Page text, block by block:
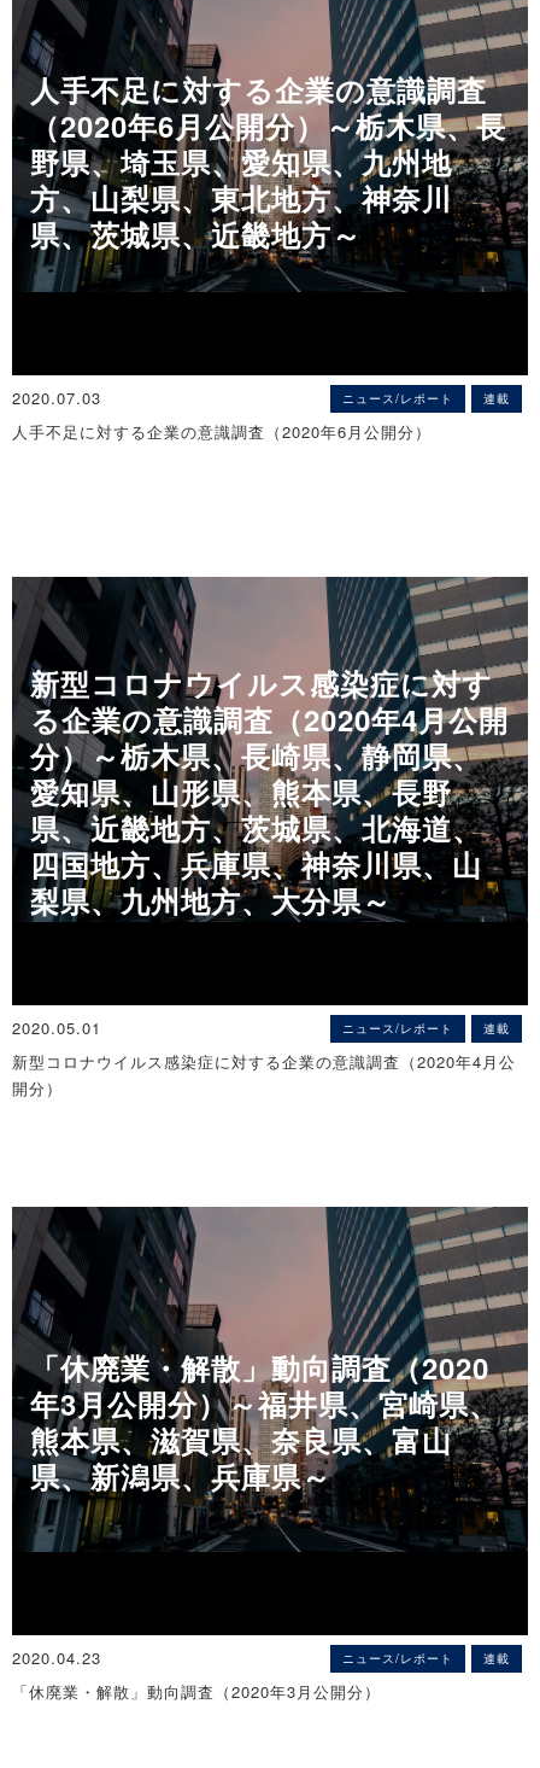
◇山形県「後継者問題に関する実態調査」（2020年12月公開分）
山形県の後継者不在率62.2％ 前年比横ばいだが、楽観視できない状
況が続く
～ 「内部昇格」型の事業承継が増加し、同族間の承継は低下 ～
※詳細はこちら
◇青森県「後継者問題に関する実態調査」（2020年12月公開分）
青森県の後継者不在率、2011年以降で最高を更新
～ 青森県は60.9％、4年連続で上昇 ～
※詳細は こちら
～ 後継者不在率は調査開始以来4年連続、全国で1位 ～
※詳細は こちら
◇静岡県「後継者問題に関する実態調査」（2020年12月公開分）
企業の後継者不在率は60.7％
～「建設業」の後継者不在率が70.4％で最多 ～
※詳細はこちら
情報提供元（出所）：株式会社帝国データバンク
～ 2020年7月の売り上げ見込みは、前年同月比で平均85.3％ ～
※詳細は
こちら
◇神奈川県「新型コロナウイルス感染症に対する企業の意識調査」
（2020年7月）
約7割の企業で、既に業績にマイナスの影響
～ 外出自粛の影響が色濃い業種で、売り上げ確保が厳しい状態続く
～
※詳細はこちら
◇四国地区「新型コロナウイルス感染症に対する企業の意識調査」
◇熊本県「新型コロナウイルス感染症に対する企業の意識調査」
※詳細はこちら
◇沖縄県「新型コロナウイルス感染症に対する企業の意識調査」
（2020年7月）
企業の70.2％が「減収」、先行き不透明感ぬぐえず
～従業員の健康や感染症予防対策を優先しながら企業活動の再開を
目指す～
※詳細はこちら
人手不足に対する企業の意識調査
（2020年6月公開分）～栃木県、長
野県、埼玉県、愛知県、九州地
方、山梨県、東北地方、神奈川
県、茨城県、近畿地方～
2020.07.03 ニュース/レポート 連載
人手不足に対する企業の意識調査（2020年6月公開分）
～ 「過剰」とする企業、製造・小売などで増加 ～
※詳細は
◇長野県「人手不足に対する企業の意識調査」（2020年4月）
正社員が「不足」は28.5％、「過剰」と同水準に低下
～企業の人手不足感が大きく変化、30％未満は6年9カ月ぶり～
※詳細は こちら
◇埼玉県「人手不足に対する企業の意識調査」（2020年4月）
正社員・非正社員とも人手「不足」が大幅に減少
～ 正社員・非正社員とも「過剰」が大幅に増加 ～
※詳細はこちら
◇九州地方「人手不足に対する企業の意識調査」（2020年4月）
企業の人手不足感は急激に低下
◇山梨県「人手不足に対する企業の意識調査」（2020年4月）
企業の人手不足感は急激に低下
～ 人手が過剰とする割合は増加 ～
※詳細は
◇東北地方「人手不足に対する企業の意識調査」（2020年4月）
企業の人手不足感は急激に低下
～ 人手が過剰とする企業、5社に1社の割合へ急増 ～
※詳細はこちら
◇神奈川県「人手不足に対する企業の意識調査」（2020年4月）
企業の人手不足感、コロナ禍で急速に低下
～ 人手が「過剰」とする割合は急増、「飲食店」で顕著 ～
新型コロナウイルスの影響で人手不足感は急激に低下
～正社員、非正社員ともにリーマン・ショック後に次ぐ落ち込み幅
新型コロナウイルス感染症に対す
る企業の意識調査（2020年4月公開
分）～栃木県、長崎県、静岡県、
愛知県、山形県、熊本県、長野
県、近畿地方、茨城県、北海道、
四国地方、兵庫県、神奈川県、山
梨県、九州地方、大分県～
2020.05.01 ニュース/レポート 連載
新型コロナウイルス感染症に対する企業の意識調査（2020年4月公
開分）
は？
■「新型コロナ対策融資と特例リスケ」 ～事業再生の専門家の観点
から～
■「超速報！新型コロナウイルス対策税制」
■「コロナ対応としての中小企業経営の留意点」 ～コロナとその先
◇栃木県「新型コロナウイルス感染症に対する企業の意識調査」
（2020年3月）
県内企業の77.8％がマイナスの影響
～ 「運輸・倉庫」「製造」「小売」などで高水準 ～
企業の77.7％で「業績にマイナス」
～1カ月間でさらに悪化～
「休廃業・解散」動向調査（2020
年3月公開分）～福井県、宮崎県、
熊本県、滋賀県、奈良県、富山
県、新潟県、兵庫県～
2020.04.23 ニュース/レポート 連載
「休廃業・解散」動向調査（2020年3月公開分）